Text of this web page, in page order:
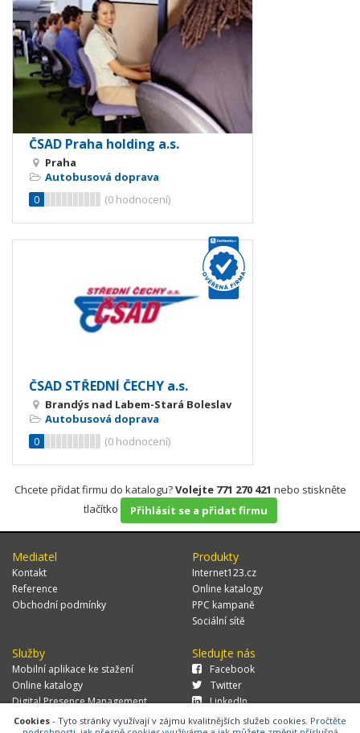
ČSAD Praha holding a.s.
Praha
Autobusová doprava
0
(0 hodnocení)
ČSAD STŘEDNÍ ČECHY a.s.
Brandýs nad Labem-Stará Boleslav
Autobusová doprava
0
(0 hodnocení)
Chcete přidat firmu do katalogu?Volejte 771 270 421 nebo stiskněte
tlačítko
Přihlásit se a přidat firmu
Mediatel
Kontakt
Reference
Obchodní podmínky
Produkty
Internet123.cz
Online katalogy
PPC kampaně
Sociální sítě
Služby
Mobilní aplikace ke stažení
Online katalogy
Digital Presence Management
Více zákazníků
Sledujte nás
Facebook
Twitter
LinkedIn
Cookies - Tyto stránky využívají v zájmu kvalitnějších služeb cookies. Pročtěte